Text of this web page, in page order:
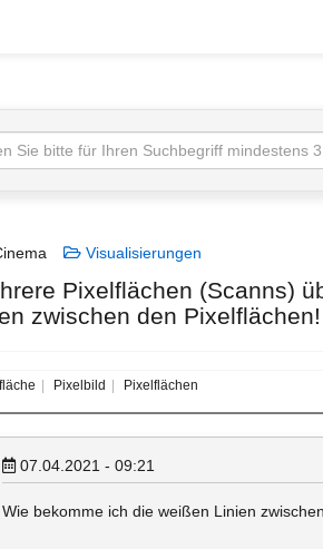
Visualisierungen
Pixelflächen (Scanns)
zwischen den Pixelflächen!
Pixelbild Pixelflächen
07.04.2021 - 09:21
Wie bekomme ich die weißen Linien